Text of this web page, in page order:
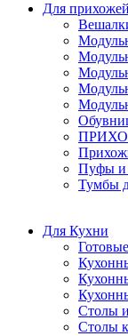
Для прихожей
Пуфы и
Тумбы
Для Кухни
Столы и
Столы